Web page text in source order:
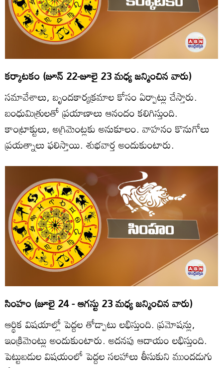
కర్కాటకం (జూన్‌ 22-జూలై 23 మధ్య జన్మించిన వారు)
సమావేశాలు, బృందకార్యక్రమాల కోసం ఏర్పాట్లు చేస్తారు.
బంధుమిత్రులతో ప్రయాణాలు ఆనందం కలిగిస్తుంది.
కాంట్రాక్టులు, అగ్రిమెంట్లకు అనుకూలం. వాహనం కొనుగోలు
ప్రయత్నాలు ఫలిస్తాయి. శుభవార్త అందుకుంటారు.
సింహం (జూలై 24 - ఆగస్టు 23 మధ్య జన్మించిన వారు)
ఆర్థిక విషయాల్లో పెద్దల తోడ్పాటు లభిస్తుంది. ప్రమోషన్లు,
ఇంక్రిమెంట్లు అందుకుంటారు. అదనపు ఆదాయం లభిస్తుంది.
పెట్టుబడుల విషయంలో పెద్దల సలహాలు తీసుకుని ముందడుగు